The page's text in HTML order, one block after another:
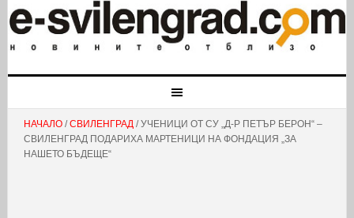
НАЧАЛО/СВИЛЕНГРАД/ УЧЕНИЦИ ОТ СУ „Д-Р ПЕТЪР БЕРОН“ –
СВИЛЕНГРАД ПОДАРИХА МАРТЕНИЦИ НА ФОНДАЦИЯ „ЗА
НАШЕТО БЪДЕЩЕ“